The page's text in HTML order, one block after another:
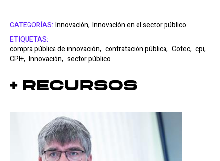
CATEGORÍAS: Innovación, Innovación en el sector público
ETIQUETAS:
compra pública de innovación, contratación pública, Cotec, cpi,
CPI+, Innovación, sector público
+ Recursos